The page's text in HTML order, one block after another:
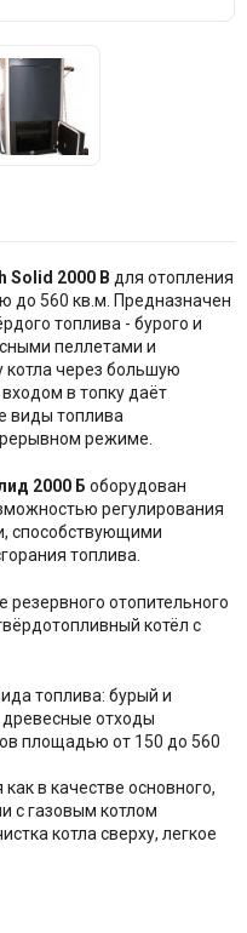
Solid 2000 B для отопления
до 560 кв.м. Предназначен
топлива - бурого и
пеллетами и
котла через большую
в топку даёт
виды топлива
режиме.
2000 Б оборудован
регулирования
способствующими
топлива.
резервного отопительного
котёл с
топлива: бурый и
древесные отходы
площадью от 150 до 560
в качестве основного,
с газовым котлом
котла сверху, легкое